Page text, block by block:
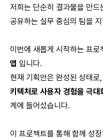
저희는 단순히 결과물을 만
공유하는 실무 중심의 팀을
이번에 새롭게 시작하는 프로
앱 입니다.
현재 기획안은 완성된 상태로
키텍처로 사용자 경험을 극
계에 들어섰습니다.
이 프로젝트를 통해 함께 성